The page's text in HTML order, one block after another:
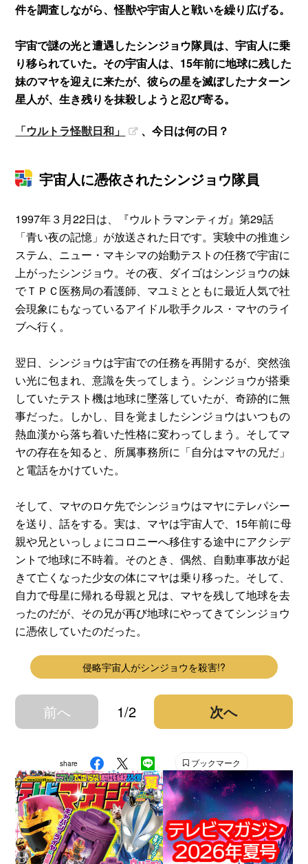
件を調査しながら、怪獣や宇宙人と戦いを繰り広げる。
宇宙で謎の光と遭遇したシンジョウ隊員は、宇宙人に乗
り移られていた。その宇宙人は、15年前に地球に残した
妹のマヤを迎えに来たが、彼らの星を滅ぼしたナターン
星人が、生き残りを抹殺しようと忍び寄る。
「ウルトラ怪獣日和」
、今日は何の日？
宇宙人に憑依されたシンジョウ隊員
1997年３月22日は、『ウルトラマンティガ』第29話
「青い夜の記憶」が放送された日です。実験中の推進シ
ステム、ニュー・マキシマの始動テストの任務で宇宙に
上がったシンジョウ。その夜、ダイゴはシンジョウの妹
でＴＰＣ医務局の看護師、マユミとともに最近人気で社
会現象にもなっているアイドル歌手クルス・マヤのライ
ブへ行く。
翌日、シンジョウは宇宙での任務を再開するが、突然強
い光に包まれ、意識を失ってしまう。シンジョウが搭乗
していたテスト機は地球に墜落していたが、奇跡的に無
事だった。しかし、目を覚ましたシンジョウはいつもの
熱血漢から落ち着いた性格に変わってしまう。そしてマ
ヤの存在を知ると、所属事務所に「自分はマヤの兄だ」
と電話をかけていた。
そして、マヤのロケ先でシンジョウはマヤにテレパシー
を送り、話をする。実は、マヤは宇宙人で、15年前に母
親や兄といっしょにコロニーへ移住する途中にアクシデ
ントで地球に不時着。そのとき、偶然、自動車事故が起
きて亡くなった少女の体にマヤは乗り移った。そして、
自力で母星に帰れる母親と兄は、マヤを残して地球を去
ったのだが、その兄が再び地球にやってきてシンジョウ
に憑依していたのだった。
侵略宇宙人がシンジョウを殺害!?
前へ 1/2 次へ
share ブックマーク